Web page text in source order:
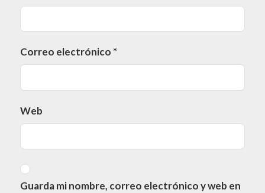
Correo electrónico *
Web
Guarda mi nombre, correo electrónico y web en